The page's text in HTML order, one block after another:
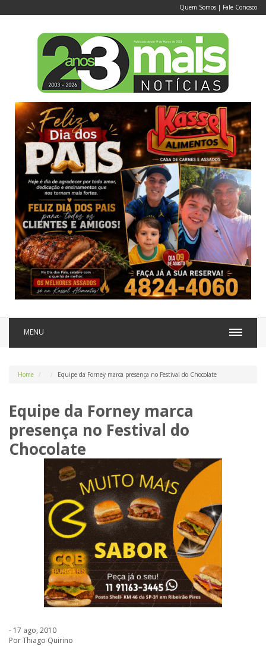
Quem Somos | Fale Conosco
MENU
Home Equipe da Forney marca presença no Festival do Chocolate
Equipe da Forney marca
presença no Festival do
Chocolate
- 17 ago, 2010
Por Thiago Quirino